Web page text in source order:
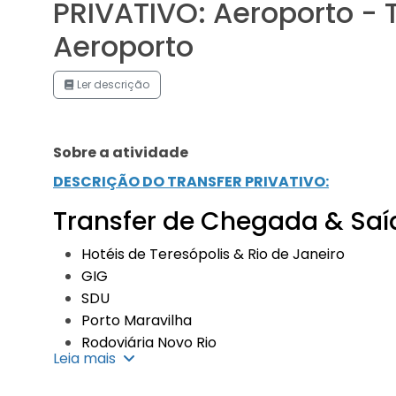
PRIVATIVO: Aeroporto
Aeroporto
Ler descrição
Sobre a atividade
DESCRIÇÃO DO TRANSFER PRIVATIVO:
Transfer de Chegada &
Hotéis de Teresópolis & Rio de Janeiro
GIG
SDU
Porto Maravilha
Rodoviária Novo Rio
Leia mais